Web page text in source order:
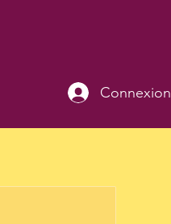
Connexion